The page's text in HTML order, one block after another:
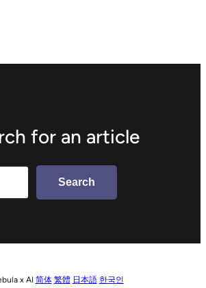
for an article
Search
x AI 简体 繁體 日本語 한국인